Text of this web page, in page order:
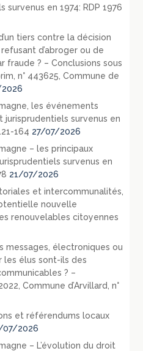
en 1974: RDP 1976
tiers contre la décision
d’abroger ou de
fraude ? – Conclusions sous
n° 443625, Commune de
les événements
survenus en
164 27/07/2026
– les principaux
survenus en
21/07/2026
et intercommunalités,
nouvelle
renouvelables citoyennes
messages, électroniques ou
les élus sont-ils des
? –
Commune d’Arvillard, n°
et référendums locaux
07/2026
– L’évolution du droit